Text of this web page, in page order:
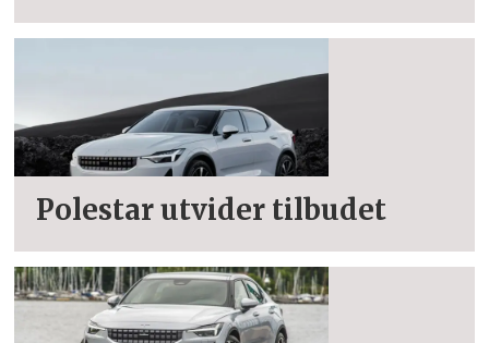
Polestar utvider tilbudet